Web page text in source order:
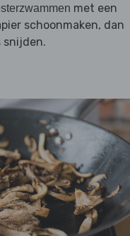
met een
schoonmaken, dan
snijden.